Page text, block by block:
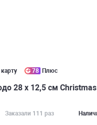
78 Плюс
28 х 12,5 см Christmas
Заказали 111 раз